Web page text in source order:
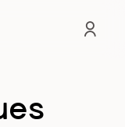
Close